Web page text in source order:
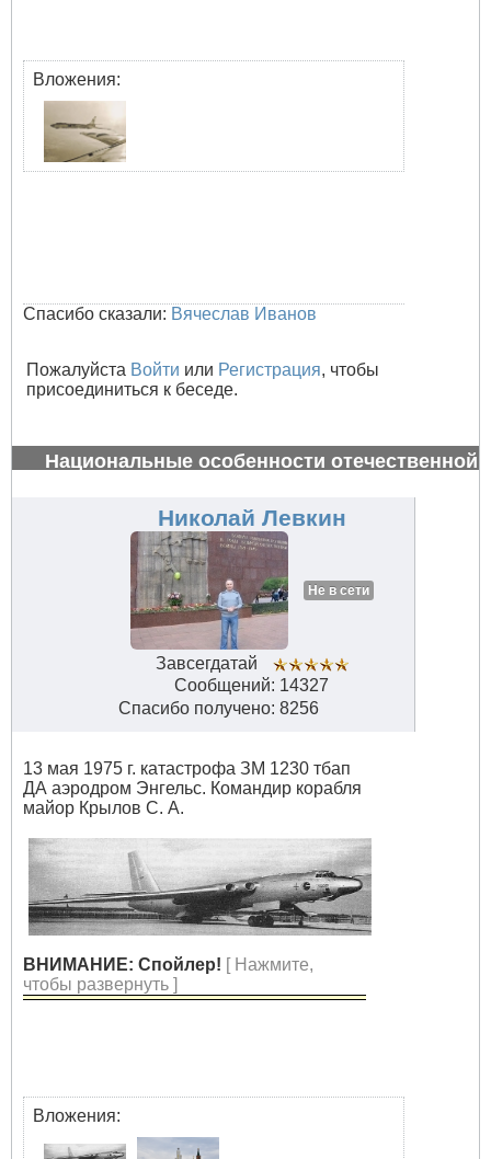
Вложения:
Спасибо сказали: Вячеслав Иванов
Пожалуйста Войти или Регистрация, чтобы
присоединиться к беседе.
Национальные особенности отечественной
Николай Левкин
Не в сети
Завсегдатай
Сообщений: 14327
Спасибо получено: 8256
13 мая 1975 г. катастрофа ЗМ 1230 тбап
ДА аэродром Энгельс. Командир корабля
майор Крылов С. А.
ВНИМАНИЕ: Спойлер! [ Нажмите,
чтобы развернуть ]
Вложения: